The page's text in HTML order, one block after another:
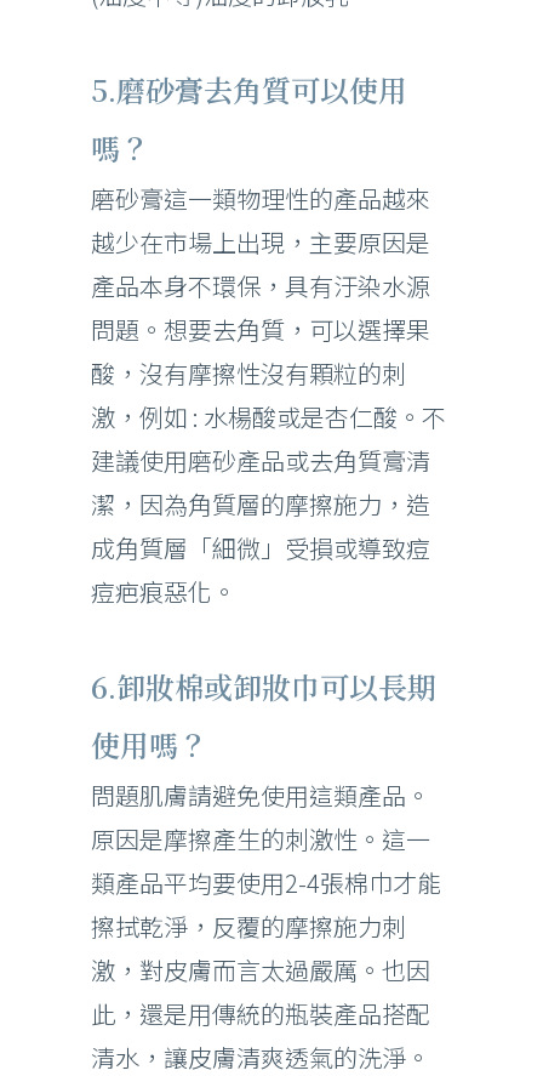
5.磨砂膏去角質可以使用
嗎？
磨砂膏這一類物理性的產品越來
越少在市場上出現，主要原因是
產品本身不環保，具有汙染水源
問題。想要去角質，可以選擇果
酸，沒有摩擦性沒有顆粒的刺
激，例如 : 水楊酸或是杏仁酸。不
建議使用磨砂產品或去角質膏清
潔，因為角質層的摩擦施力，造
成角質層「細微」受損或導致痘
痘疤痕惡化。
6.卸妝棉或卸妝巾可以長期
使用嗎？
問題肌膚請避免使用這類產品。
原因是摩擦產生的刺激性。這一
類產品平均要使用2-4張棉巾才能
擦拭乾淨，反覆的摩擦施力刺
激，對皮膚而言太過嚴厲。也因
此，還是用傳統的瓶裝產品搭配
清水，讓皮膚清爽透氣的洗淨。